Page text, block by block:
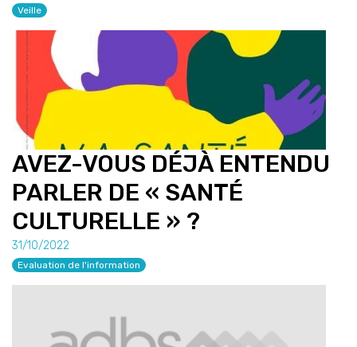
Veille
AVEZ-VOUS DÉJÀ ENTENDU
PARLER DE « SANTÉ
CULTURELLE » ?
31/10/2022
Evaluation de l'information